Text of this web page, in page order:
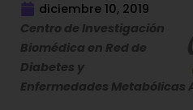
diciembre 10, 2019
Centro de Investigación
Biomédica en Red de
Diabetes y
Enfermedades Metabólicas